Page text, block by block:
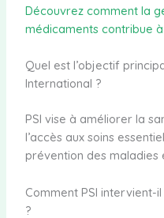
Découvrez comment la
médicaments contribue à
Quel est l’objectif
International ?
PSI vise à améliorer la
l’accès aux soins
prévention des maladies
Comment PSI intervient-
?